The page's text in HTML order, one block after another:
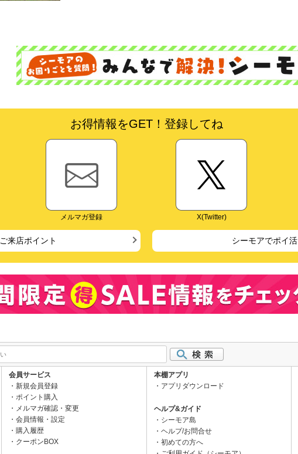
お得情報をGET！登録してね
メルマガ登録 X(Twitter)
ご来店ポイント シーモアでポイ活
会員サービス
新規会員登録
ポイント購入
メルマガ確認・変更
会員情報・設定
購入履歴
クーポンBOX
本棚アプリ
アプリダウンロード
ヘルプ&ガイド
シーモア島
ヘルプ/お問合せ
初めての方へ